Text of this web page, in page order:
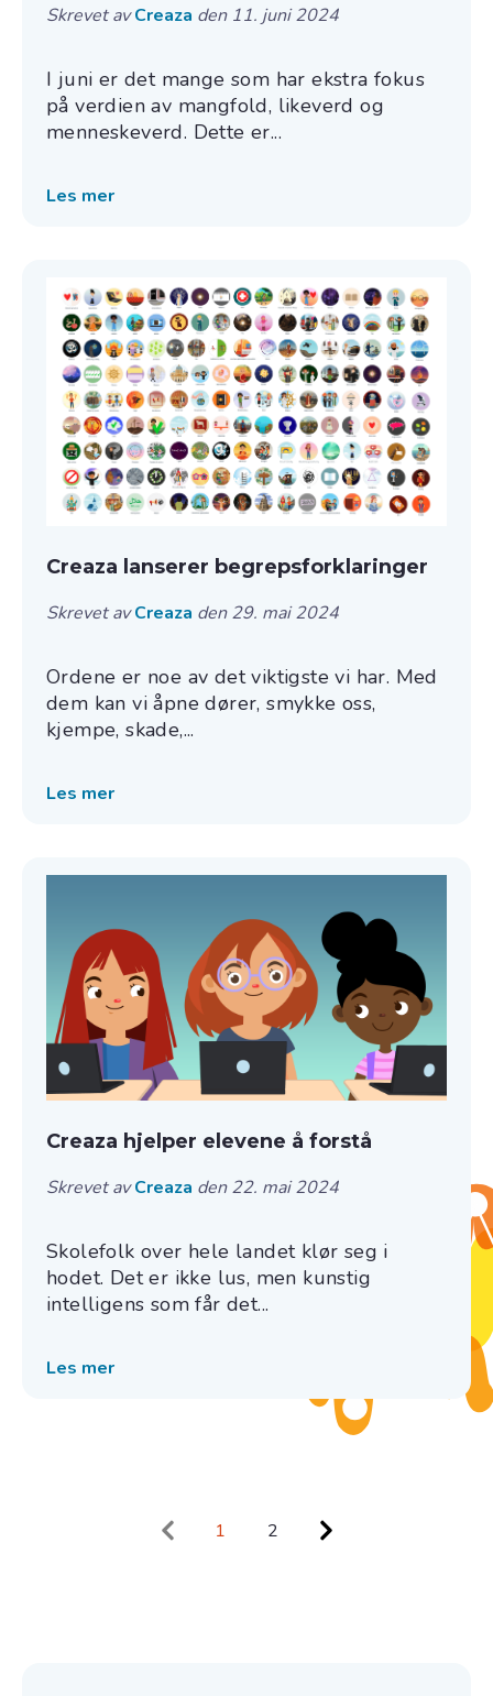
Skrevet avCreaza den 11. juni 2024
I juni er det mange som har ekstra fokus
på verdien av mangfold, likeverd og
menneskeverd. Dette er...
Les mer
Creaza lanserer begrepsforklaringer
Skrevet avCreaza den 29. mai 2024
Ordene er noe av det viktigste vi har. Med
dem kan vi åpne dører, smykke oss,
kjempe, skade,...
Les mer
Creaza hjelper elevene å forstå
Skrevet avCreaza den 22. mai 2024
Skolefolk over hele landet klør seg i
hodet. Det er ikke lus, men kunstig
intelligens som får det...
Les mer
1 2